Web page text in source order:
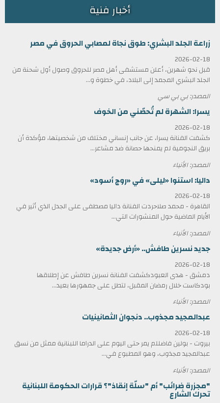
أخبار فنية
زراعة الجلد البشري: طوق نجاة لمصابي الحروق في مصر
2026-02-18
قبل نحو شهرين، أعلن مستشفى أهل مصر للحروق وصول أول شحنة من
الجلد البشري المجمد إلى البلاد، في خطوة و...
المصدر: بي بي سي
يسرا: الشهرة لم تُحصّني من الخوف
2026-02-18
كشفت الفنانة يسرا، عن جانب إنساني مختلف من شخصيتها، مؤكدة أن
بريق النجومية لم يمنحها حصانة ضد مشاعر...
المصدر: الأنباء
داليا: استنوا «ليلى» في «روج أسود»
2026-02-18
القاهرة - محمد صلاحردت الفنانة داليا مصطفى على الجدل الذي أثير في
الأيام الماضية حول المنشورات التي...
المصدر: الأنباء
جديد نسرين طافش.. «أرض جديدة»
2026-02-18
دمشق - هدى العبودكشفت الفنانة نسرين طافش عن إطلاقها
بودكاست خلال رمضان المقبل، لتطل على جمهورها بعيد...
المصدر: الأنباء
عبدالمجيد مجذوب.. دنجوان الثمانينيات
2026-02-18
بيروت - بولين فاضللم يمر حتى اليوم على الدراما اللبنانية ممثل من نسق
عبدالمجيد مجذوب، وهو المطبوع في...
المصدر: الأنباء
"مجزرة ضرائب" أم "سلّة إنقاذ"؟ قرارات الحكومة اللبنانية
تحرك الشارع